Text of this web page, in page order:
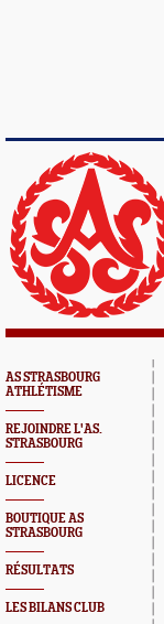
AS STRASBOURG
ATHLÉTISME
REJOINDRE L'AS.
STRASBOURG
LICENCE
BOUTIQUE AS
STRASBOURG
RÉSULTATS
LES BILANS CLUB